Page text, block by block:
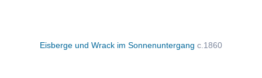
Eisberge und Wrack im Sonnenuntergang c.1860